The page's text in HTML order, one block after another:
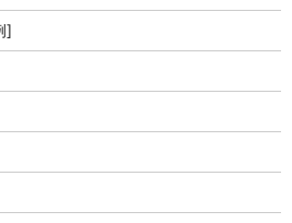
]